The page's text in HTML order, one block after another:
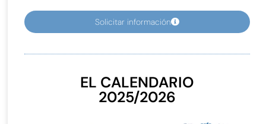
Solicitar información
EL CALENDARIO
2025/2026